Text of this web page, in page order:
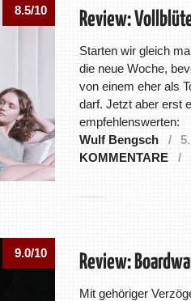
8.5/10 Review:
Starten wir gleich
die neue Woche,
von einem eher als
darf. Jetzt aber erst
empfehlenswerten:
Wulf Bengsch
KOMMENTARE
9.0/10 Review:
Mit gehöriger